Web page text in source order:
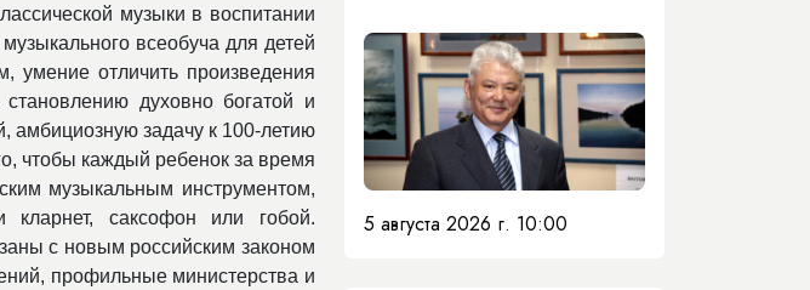
музыки в воспитании
всеобуча для детей
умение отличить произведения
духовно богатой и
амбициозную задачу к 100-летию
чтобы каждый ребенок за время
музыкальным инструментом,
саксофон или гобой.
с новым российским законом
профильные министерства и
5 августа 2026 г. 10:00